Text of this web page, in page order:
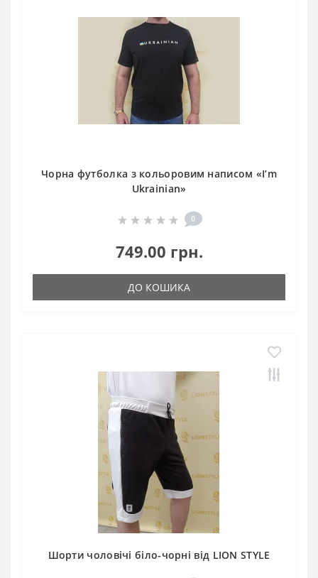
Чорна футболка з кольоровим написом «I’m
Ukrainian»
0
749.00 грн.
ДО КОШИКА
Шорти чоловічі біло-чорні від LION STYLE